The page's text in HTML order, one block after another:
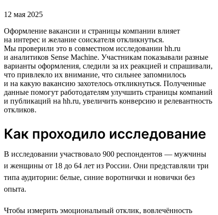
12 мая 2025
Оформление вакансии и страницы компании влияет
на интерес и желание соискателя откликнуться.
Мы проверили это в совместном исследовании hh.ru
и аналитиков Sense Machine. Участникам показывали разные
варианты оформления, следили за их реакцией и спрашивали,
что привлекло их внимание, что сильнее запомнилось
и на какую вакансию захотелось откликнуться. Полученные
данные помогут работодателям улучшить страницы компаний
и публикаций на hh.ru, увеличить конверсию и релевантность
откликов.
Как проходило исследование
В исследовании участвовало 900 респондентов — мужчины
и женщины от 18 до 64 лет из России. Они представляли три
типа аудитории: белые, синие воротнички и новички без
опыта.
Чтобы измерить эмоциональный отклик, вовлечённость